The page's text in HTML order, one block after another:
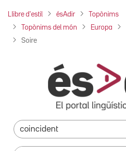
Llibre d'estil ésAdir Topònims
Topònims del món Europa
Soire